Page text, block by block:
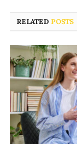
RELATEDPOSTS